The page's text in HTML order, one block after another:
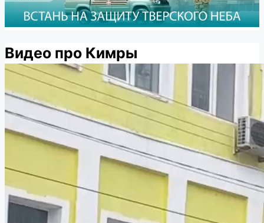
Видео про Кимры